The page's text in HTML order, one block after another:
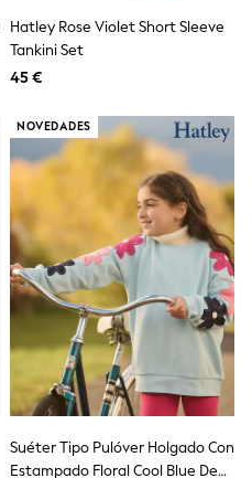
Hatley Rose Violet Short Sleeve
Tankini Set
45 €
NOVEDADES
Suéter Tipo Pulóver Holgado Con
Estampado Floral Cool Blue De